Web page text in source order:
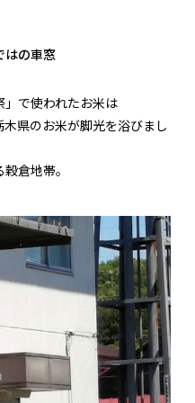
はの車窓
で使われたお米は
木県のお米が脚光を浴びまし
倉地帯。